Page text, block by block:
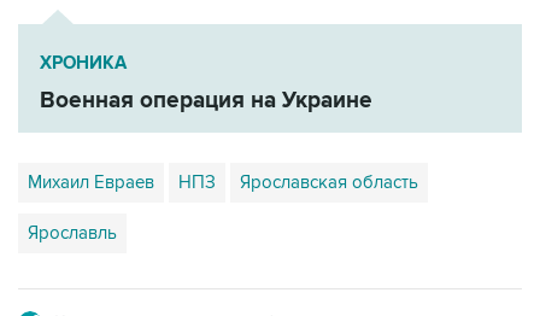
ХРОНИКА
Военная операция на Украине
Михаил Евраев НПЗ Ярославская область
Ярославль